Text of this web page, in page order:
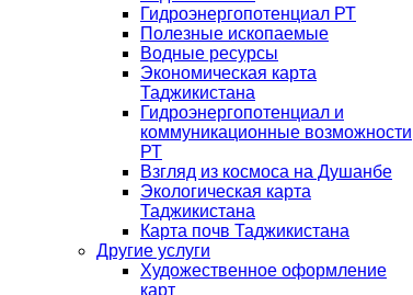
Гидроэнергопотенциал РТ
Полезные ископаемые
Водные ресурсы
Экономическая карта
Таджикистана
Гидроэнергопотенциал и
коммуникационные возможности
РТ
Взгляд из космоса на Душанбе
Экологическая карта
Таджикистана
Карта почв Таджикистана
Другие услуги
Художественное оформление
карт